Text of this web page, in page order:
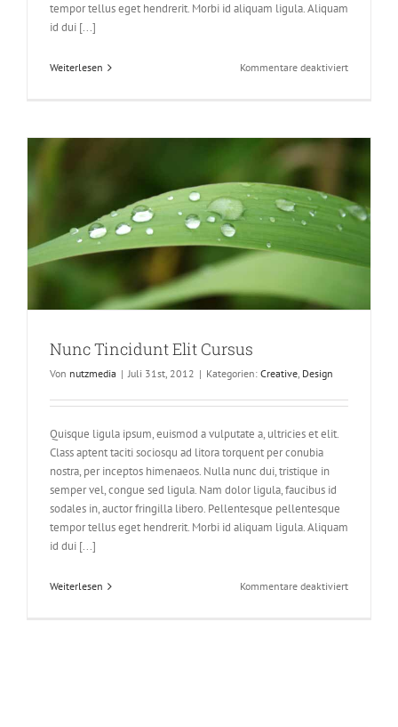
tempor tellus eget hendrerit. Morbi id aliquam ligula. Aliquam
id dui [...]
Weiterlesen Kommentare deaktiviertfür
Nec
Nunc Tincidunt Elit Cursus
Von nutzmedia | Juli 31st, 2012 | Kategorien: Creative, Design
Quisque ligula ipsum, euismod a vulputate a, ultricies et elit.
Class aptent taciti sociosqu ad litora torquent per conubia
nostra, per inceptos himenaeos. Nulla nunc dui, tristique in
semper vel, congue sed ligula. Nam dolor ligula, faucibus id
sodales in, auctor fringilla libero. Pellentesque pellentesque
tempor tellus eget hendrerit. Morbi id aliquam ligula. Aliquam
id dui [...]
Weiterlesen Kommentare deaktiviertfür